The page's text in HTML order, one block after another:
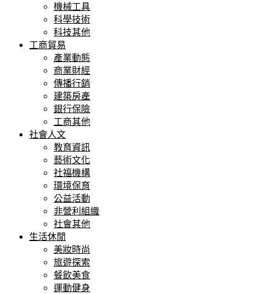
機械工具
科學技術
科技其他
工商貿易
產業動態
商業財經
傳播行銷
建築房產
銀行保險
工商其他
社會人文
教育資訊
藝術文化
社福機構
環境保育
公益活動
非營利組織
社會其他
生活休閒
美妝時尚
旅遊探索
餐飲美食
運動健身